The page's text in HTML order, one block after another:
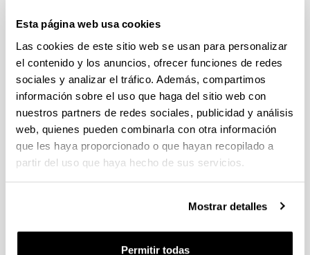
Esta página web usa cookies
Las cookies de este sitio web se usan para personalizar
el contenido y los anuncios, ofrecer funciones de redes
sociales y analizar el tráfico. Además, compartimos
información sobre el uso que haga del sitio web con
nuestros partners de redes sociales, publicidad y análisis
web, quienes pueden combinarla con otra información
que les haya proporcionado o que hayan recopilado a
partir del uso que haya hecho de sus servicios.
Mostrar detalles
Permitir todas
de junio de 2026. Ver Resumen de Procedimiento en la EHU
publicado.
FUNDACIÓN RAMÓN ARECES Convocatoria Jóvenes
doctores 2026
Plazo de presentación cerrado (Fecha de fin del plazo de
presentación: 05/06/2026 15:00)
El plazo para presentar el impreso de cofinanciación para
de autorización del centro de investigación finaliza el 29 de
Ayudas para la realización de proyectos de investigación
básica y/o aplicada (PIBA) 2026